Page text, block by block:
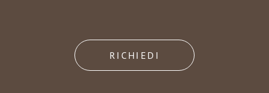
RICHIEDI